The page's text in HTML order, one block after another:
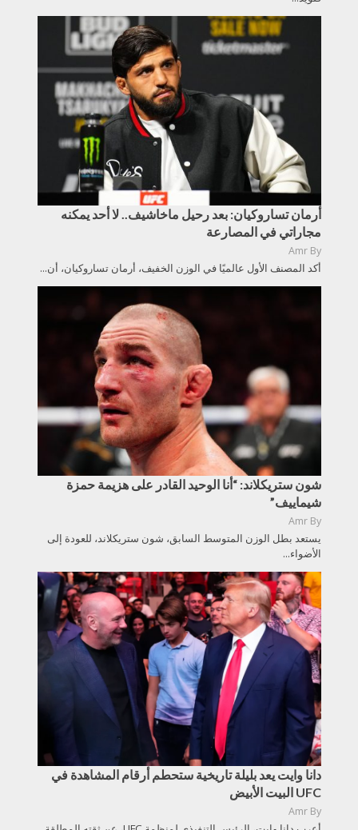
أرمان تساروكيان: بعد رحيل ماخاشيف.. لا أحد يمكنه
مجاراتي في المصارعة
By
Amr
أكد المصنف الأول عالميًا في الوزن الخفيف، أرمان تساروكيان، أن...
شون ستريكلاند: “أنا الوحيد القادر على هزيمة حمزة
شيماييف”
By
Amr
يستعد بطل الوزن المتوسط السابق، شون ستريكلاند، للعودة إلى
الأضواء...
دانا وايت يعد بليلة تاريخية ستحطم أرقام المشاهدة في
UFC البيت الأبيض
By
Amr